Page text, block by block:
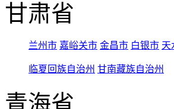
甘肃省
兰州市 嘉峪关市 金昌市 白银市 天
临夏回族自治州 甘南藏族自治州
青海省